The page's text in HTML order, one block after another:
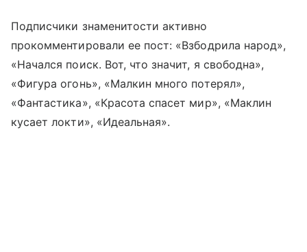
Подписчики знаменитости активно
прокомментировали ее пост: «Взбодрила народ»,
«Начался поиск. Вот, что значит, я свободна»,
«Фигура огонь», «Малкин много потерял»,
«Фантастика», «Красота спасет мир», «Маклин
кусает локти», «Идеальная».